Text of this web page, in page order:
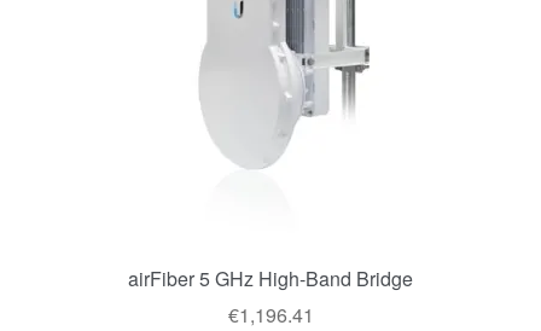
airFiber 5 GHz High-Band Bridge
€1,196.41